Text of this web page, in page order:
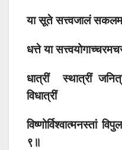
या सूते सत्त्वजालं
धत्ते या
धात्रीं स्थात्रीं
विधात्रीं
विष्णोर्विश्वात्मनस्तां
९॥